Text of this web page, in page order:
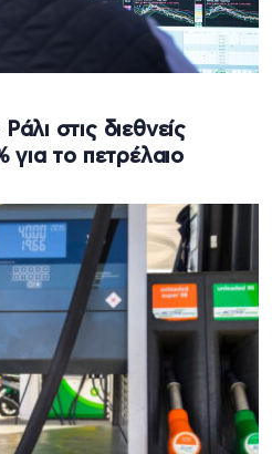
στις διεθνείς
για το πετρέλαιο